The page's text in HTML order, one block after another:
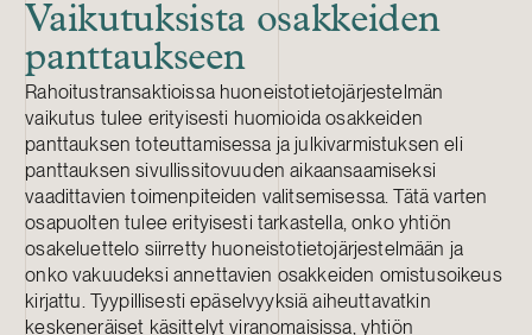
Vaikutuksista osakkeiden
panttaukseen
Rahoitustransaktioissa huoneistotietojärjestelmän
vaikutus tulee erityisesti huomioida osakkeiden
panttauksen toteuttamisessa ja julkivarmistuksen eli
panttauksen sivullissitovuuden aikaansaamiseksi
vaadittavien toimenpiteiden valitsemisessa. Tätä varten
osapuolten tulee erityisesti tarkastella, onko yhtiön
osakeluettelo siirretty huoneistotietojärjestelmään ja
onko vakuudeksi annettavien osakkeiden omistusoikeus
kirjattu. Tyypillisesti epäselvyyksiä aiheuttavatkin
keskeneräiset käsittelyt viranomaisissa, yhtiön